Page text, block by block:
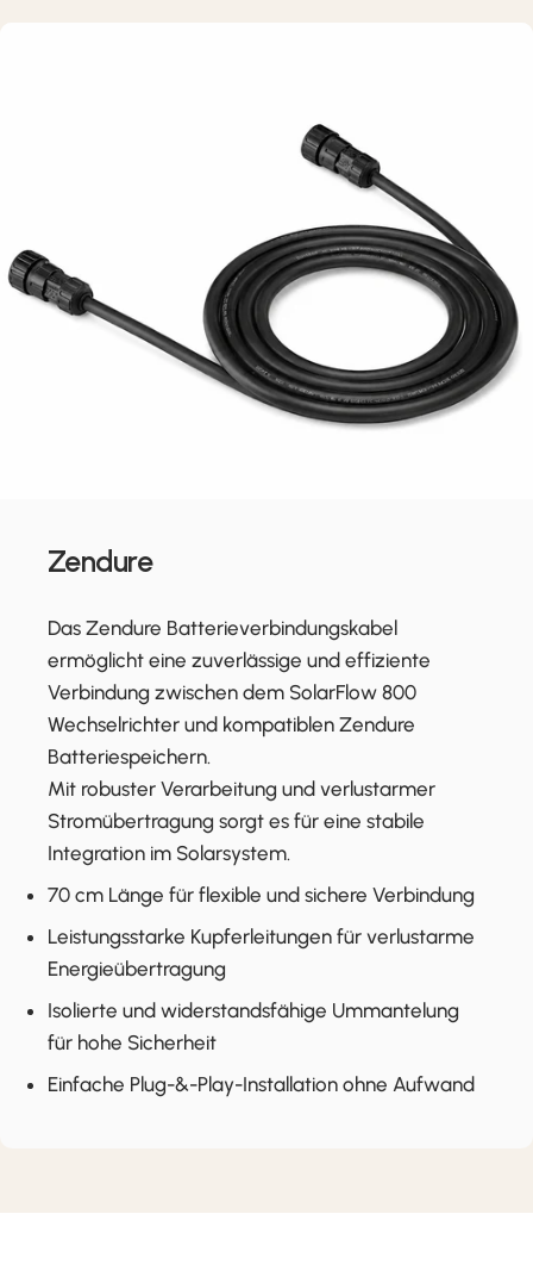
Zendure
Das Zendure Batterieverbindungskabel
ermöglicht eine zuverlässige und effiziente
Verbindung zwischen dem SolarFlow 800
Wechselrichter und kompatiblen Zendure
Batteriespeichern.
Mit robuster Verarbeitung und verlustarmer
Stromübertragung sorgt es für eine stabile
Integration im Solarsystem.
70 cm Länge für flexible und sichere Verbindung
Leistungsstarke Kupferleitungen für verlustarme
Energieübertragung
Isolierte und widerstandsfähige Ummantelung
für hohe Sicherheit
Einfache Plug-&-Play-Installation ohne Aufwand